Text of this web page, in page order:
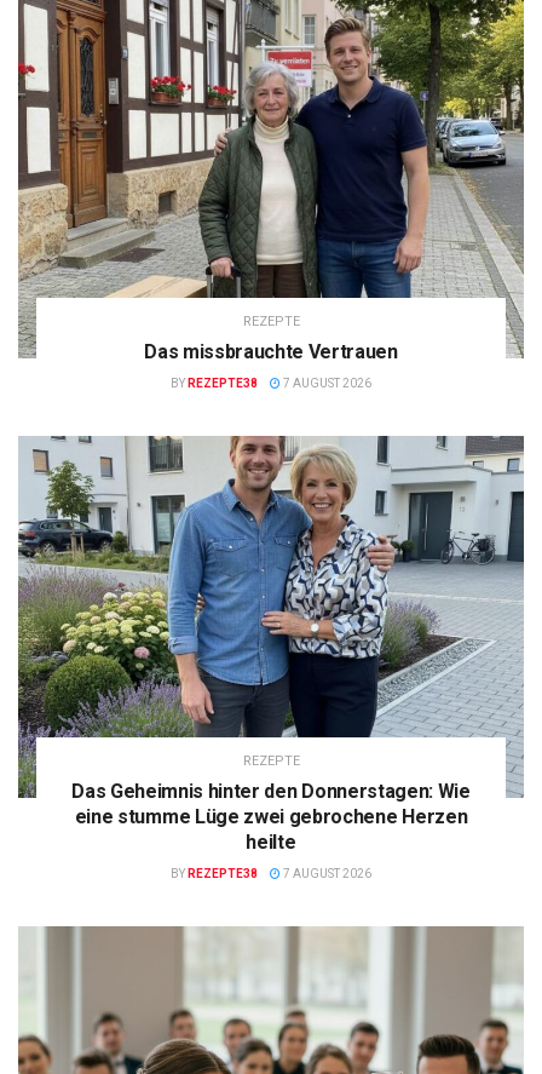
REZEPTE
Das missbrauchte Vertrauen
BY REZEPTE38 7 AUGUST 2026
REZEPTE
Das Geheimnis hinter den Donnerstagen: Wie
eine stumme Lüge zwei gebrochene Herzen
heilte
BY REZEPTE38 7 AUGUST 2026